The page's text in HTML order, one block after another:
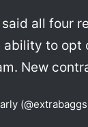
all four
to opt
New